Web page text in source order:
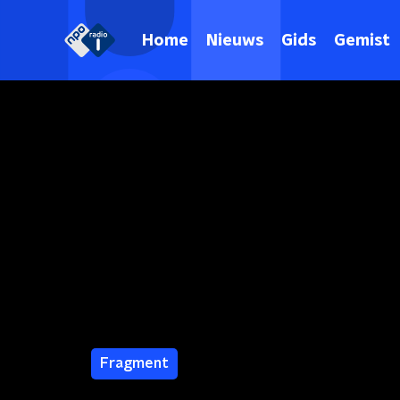
Home Nieuws Gids Gemist
Fragment